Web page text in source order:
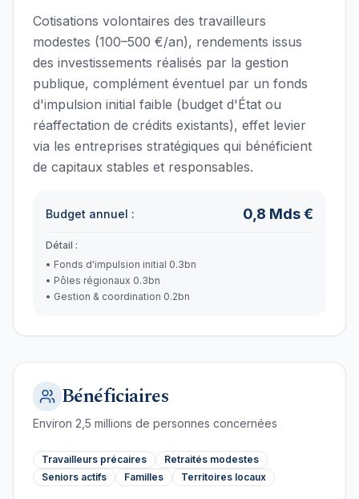
Cotisations volontaires des travailleurs
modestes (100–500 €/an), rendements issus
des investissements réalisés par la gestion
publique, complément éventuel par un fonds
d'impulsion initial faible (budget d'État ou
réaffectation de crédits existants), effet levier
via les entreprises stratégiques qui bénéficient
de capitaux stables et responsables.
Budget annuel : 0,8 Mds €
Détail :
• Fonds d'impulsion initial 0.3bn
• Pôles régionaux 0.3bn
• Gestion & coordination 0.2bn
Bénéficiaires
Environ 2,5 millions de personnes concernées
Travailleurs précaires
Retraités modestes
Seniors actifs
Familles Territoires locaux